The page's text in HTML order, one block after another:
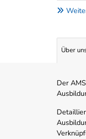
Über
Der